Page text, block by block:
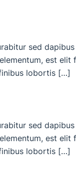
sed
est
lobortis […]
sed
est
lobortis […]